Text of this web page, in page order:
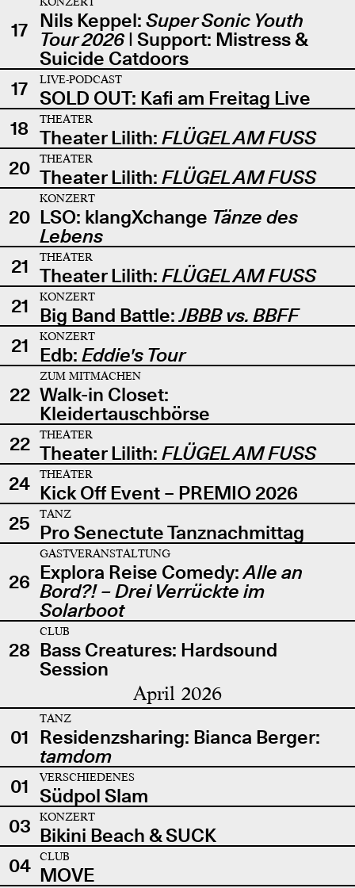
17 Nils Keppel: Super Sonic Youth
Tour 2026| Support: Mistress &
Suicide Catdoors
17
LIVE-PODCAST
SOLD OUT: Kafi am Freitag Live
18
THEATER
Theater Lilith: FLÜGEL AM FUSS
20
THEATER
Theater Lilith: FLÜGEL AM FUSS
20
KONZERT
LSO: klangXchange Tänze des
Lebens
21
THEATER
Theater Lilith: FLÜGEL AM FUSS
21
KONZERT
Big Band Battle:JBBB vs. BBFF
21
KONZERT
Edb: Eddie's Tour
22
ZUM MITMACHEN
Walk-in Closet:
Kleidertauschbörse
22
THEATER
Theater Lilith: FLÜGEL AM FUSS
24
THEATER
Kick Off Event – PREMIO 2026
25
TANZ
Pro Senectute Tanznachmittag
26
GASTVERANSTALTUNG
Explora Reise Comedy:Alle an
Bord?! – Drei Verrückte im
Solarboot
28
CLUB
Bass Creatures: Hardsound
Session
April 2026
01
TANZ
Residenzsharing: Bianca Berger:
tamdom
01
VERSCHIEDENES
Südpol Slam
03
KONZERT
Bikini Beach & SUCK
04
CLUB
MOVE